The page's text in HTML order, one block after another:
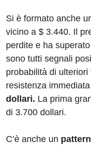
Si è formato anche
vicino a $ 3.440. Il
perdite e ha
sono tutti segnali
probabilità di
resistenza immediata
dollari. La prima
di 3.700 dollari.
C’è anche un